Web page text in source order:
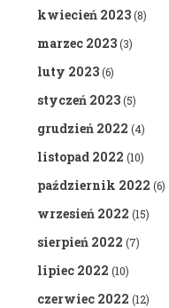
kwiecień 2023(8)
marzec 2023(3)
luty 2023(6)
styczeń 2023(5)
grudzień 2022 (4)
listopad 2022 (10)
październik 2022 (6)
wrzesień 2022 (15)
sierpień 2022 (7)
lipiec 2022 (10)
czerwiec 2022 (12)